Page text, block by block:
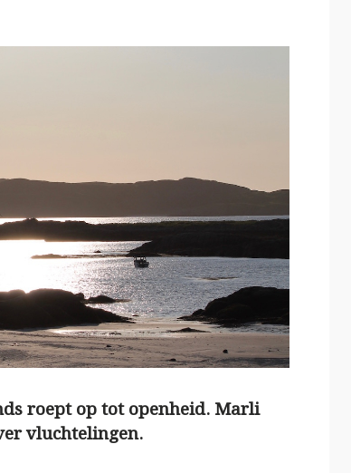
roept op tot openheid. Marli
vluchtelingen.